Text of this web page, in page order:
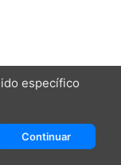
específico
Continuar